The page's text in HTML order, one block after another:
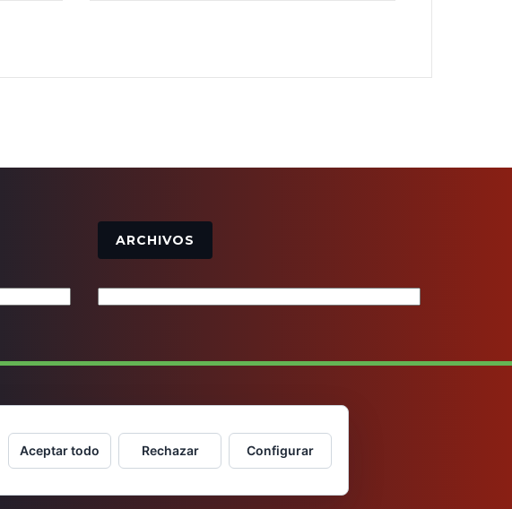
ARCHIVOS
Aceptar todo Rechazar Configurar